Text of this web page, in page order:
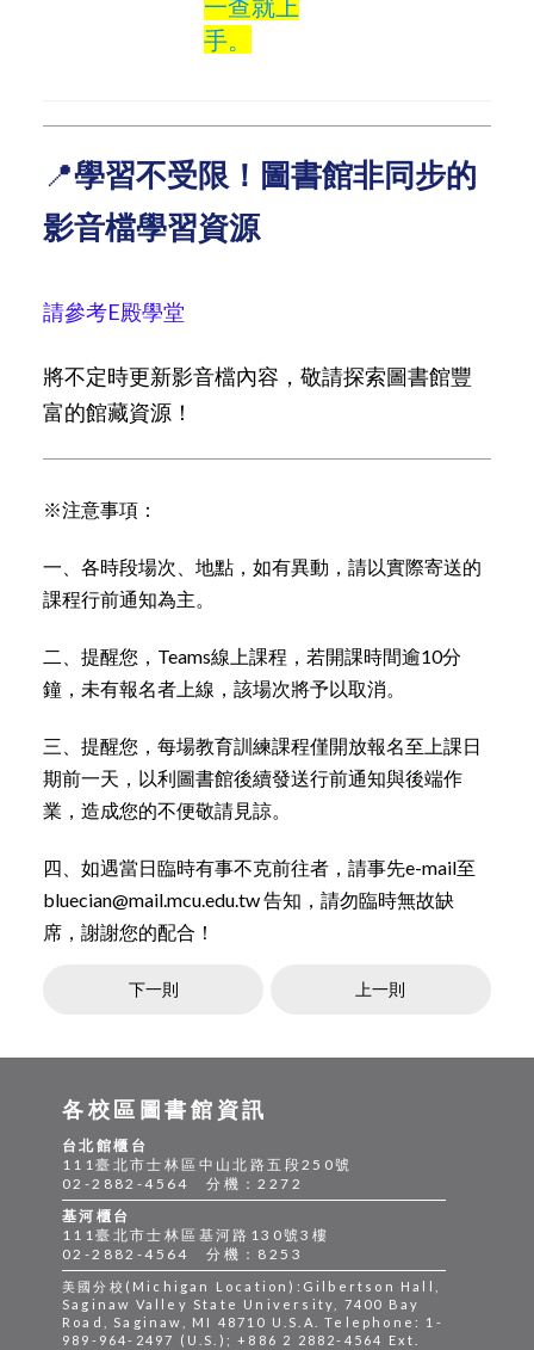
手。
📍學習不受限！圖書館非同步的
影音檔學習資源
請參考E殿學堂
將不定時更新影音檔內容，敬請探索圖書館豐
富的館藏資源！
※注意事項：
一、各時段場次、地點，如有異動，請以實際寄送的
課程行前通知為主。
二、提醒您，Teams線上課程，若開課時間逾10分
鐘，未有報名者上線，該場次將予以取消。
三、提醒您，每場教育訓練課程僅開放報名至上課日
期前一天，以利圖書館後續發送行前通知與後端作
業，造成您的不便敬請見諒。
四、如遇當日臨時有事不克前往者，請事先e-mail至
bluecian@mail.mcu.edu.tw 告知，請勿臨時無故缺
席，謝謝您的配合！
下一則 上一則
各校區圖書館資訊
台北館櫃台
111臺北市士林區中山北路五段250號
02-2882-4564 分機：2272
基河櫃台
111臺北市士林區基河路130號3樓
02-2882-4564 分機：8253
美國分校(Michigan Location):Gilbertson Hall,
Saginaw Valley State University, 7400 Bay
Road, Saginaw, MI 48710 U.S.A. Telephone: 1-
989-964-2497 (U.S.); +886 2 2882-4564 Ext.